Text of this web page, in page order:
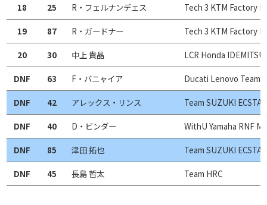
18 25 R・フェルナンデェス Tech 3 KTM Factory
19 87 R・ガードナー Tech 3 KTM Factory
20 30 中上 貴晶 LCR Honda IDEMITSU
DNF 63 F・バニャイア Ducati Lenovo Team
DNF 42 アレックス・リンス Team SUZUKI
DNF 40 D・ビンダー WithU Yamaha RNF
DNF 85 津田 拓也 Team SUZUKI
DNF 45 長島 哲太 Team HRC